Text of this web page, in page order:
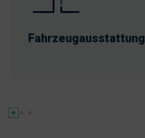
Fahrzeugausstattung